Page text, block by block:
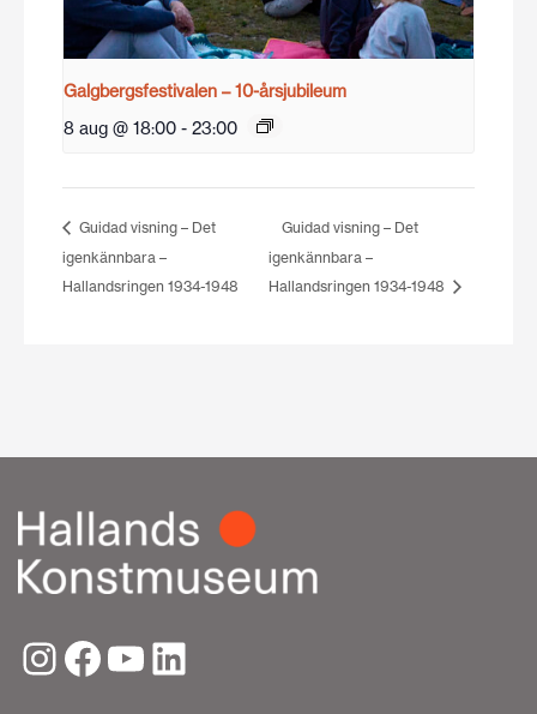
Galgbergsfestivalen – 10-årsjubileum
8 aug @ 18:00 - 23:00
Guidad visning – Det
igenkännbara –
Hallandsringen 1934-1948
Guidad visning – Det
igenkännbara –
Hallandsringen 1934-1948